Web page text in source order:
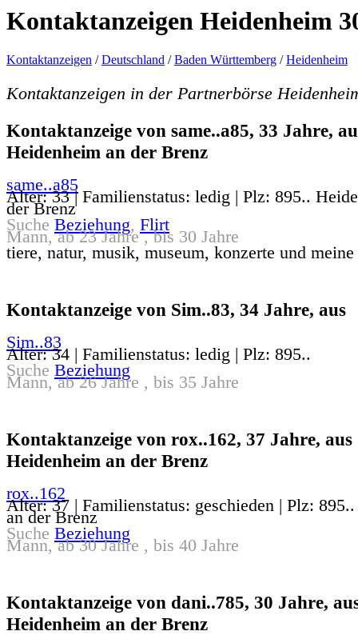
Kontaktanzeigen Heidenheim
Kontaktanzeigen /Deutschland /Baden Württemberg /Heidenheim
Kontaktanzeigen in der Partnerbörse
Kontaktanzeige von same..a85, 33 Jahre,
Heidenheim an der Brenz
same..a85
Alter: 33 | Familienstatus: ledig | Plz: 895..
der Brenz
Suche Beziehung, Flirt
Mann, ab 23 Jahre , bis 30 Jahre
tiere, natur, musik, museum, konzerte und
Kontaktanzeige von Sim..83, 34 Jahre, aus
Sim..83
Alter: 34 | Familienstatus: ledig | Plz: 895..
Suche Beziehung
Mann, ab 26 Jahre , bis 35 Jahre
Kontaktanzeige von rox..162, 37 Jahre, aus
Heidenheim an der Brenz
rox..162
Alter: 37 | Familienstatus: geschieden | Plz:
an der Brenz
Suche Beziehung
Mann, ab 30 Jahre , bis 40 Jahre
Kontaktanzeige von dani..785, 30 Jahre,
Heidenheim an der Brenz